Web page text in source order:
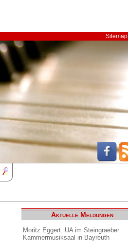
Sitemap
Aktuelle Meldungen
Moritz Eggert. UA im Steingraeber
Kammermusiksaal in Bayreuth